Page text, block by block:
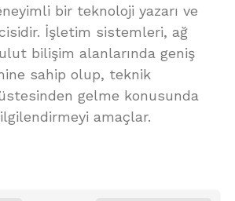
bir teknoloji yazarı ve
İşletim sistemleri, ağ
bilişim alanlarında geniş
sahip olup, teknik
gelme konusunda
amaçlar.